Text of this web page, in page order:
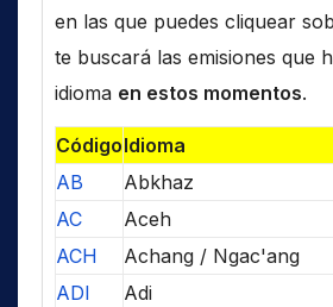
en las que puedes cliquear
te buscará las emisiones que
idioma en estos momentos.
CódigoIdioma
AB
Abkhaz
AC
Aceh
ACH
Achang / Ngac'ang
ADI
Adi